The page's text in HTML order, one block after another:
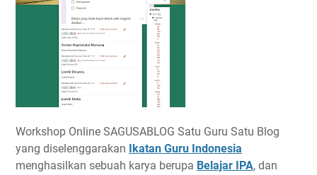
Workshop Online SAGUSABLOG Satu Guru Satu Blog
yang diselenggarakan Ikatan Guru Indonesia
menghasilkan sebuah karya berupa Belajar IPA, dan